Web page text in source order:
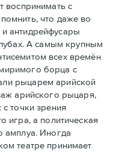
воспринимать с
что даже во
антидрейфусары
А самым крупным
всех времён
борца с
рыцарем арийской
арийского рыцаря,
точки зрения
игра, а политическая
амплуа. Иногда
театре принимает